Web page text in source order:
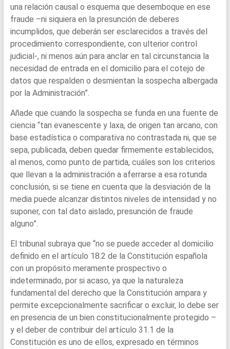
una relación causal o esquema que desemboque en ese
fraude –ni siquiera en la presunción de deberes
incumplidos, que deberán ser esclarecidos a través del
procedimiento correspondiente, con ulterior control
judicial-, ni menos aún para anclar en tal circunstancia la
necesidad de entrada en el domicilio para el cotejo de
datos que respalden o desmientan la sospecha albergada
por la Administración”.
Añade que cuando la sospecha se funda en una fuente de
ciencia “tan evanescente y laxa, de origen tan arcano, con
base estadística o comparativa no contrastada ni, que se
sepa, publicada, deben quedar firmemente establecidos,
al menos, como punto de partida, cuáles son los criterios
que llevan a la administración a aferrarse a esa rotunda
conclusión, si se tiene en cuenta que la desviación de la
media puede alcanzar distintos niveles de intensidad y no
suponer, con tal dato aislado, presunción de fraude
alguno”.
El tribunal subraya que “no se puede acceder al domicilio
definido en el artículo 18.2 de la Constitución española
con un propósito meramente prospectivo o
indeterminado, por si acaso, ya que la naturaleza
fundamental del derecho que la Constitución ampara y
permite excepcionalmente sacrificar o excluir, lo debe ser
en presencia de un bien constitucionalmente protegido –
y el deber de contribuir del artículo 31.1 de la
Constitución es uno de ellos, expresado en términos